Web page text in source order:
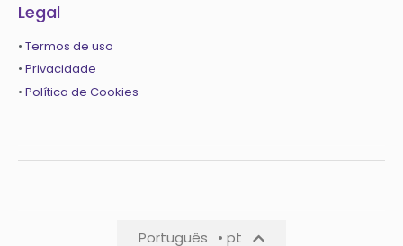
Legal
• Termos de uso
• Privacidade
• Política de Cookies
Português • pt
Português • pt-pt